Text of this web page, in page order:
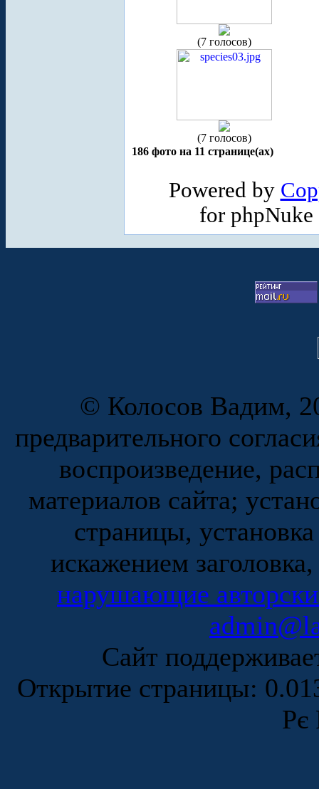
(7 голосов)
(7 голосов)
186 фото на 11 странице(ах)
Powered by
for
© Колосов Вадим,
предварительного
воспроизведение,
материалов сайта;
страницы,
искажением
нарушающие
Сайт
Открытие страницы:
Рє